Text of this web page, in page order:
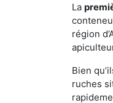
La
région
Bien
ruches